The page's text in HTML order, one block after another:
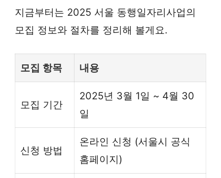
지금부터는 2025 서울 동행일자리사업의
모집 정보와 절차를 정리해 볼게요.
모집 항목 내용
모집 기간
2025년 3월 1일 ~ 4월 30
일
신청 방법
온라인 신청 (서울시 공식
홈페이지)